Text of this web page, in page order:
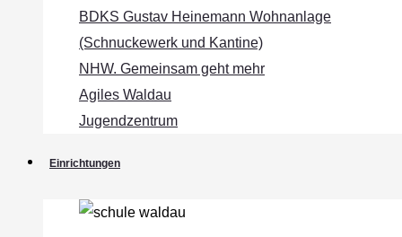
BDKS Gustav Heinemann Wohnanlage
(Schnuckewerk und Kantine)
NHW. Gemeinsam geht mehr
Agiles Waldau
Jugendzentrum
Einrichtungen